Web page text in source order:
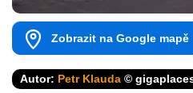
Zobrazit na Google mapě
Autor: Petr Klauda ©